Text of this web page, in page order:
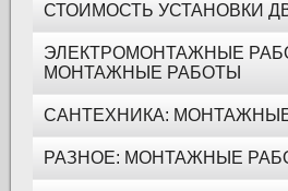
СТОИМОСТЬ УСТАНОВКИ
ЭЛЕКТРОМОНТАЖНЫЕ
МОНТАЖНЫЕ РАБОТЫ
САНТЕХНИКА:
РАЗНОЕ: МОНТАЖНЫЕ